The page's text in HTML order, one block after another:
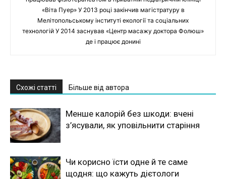
«Віта Пуер» У 2013 році закінчив магістратуру в
Мелітопольському інституті екології та соціальних
технологій У 2014 заснував «Центр масажу доктора Фолюш»
де і працює донині
Схожі статті Більше від автора
Менше калорій без шкоди: вчені
з’ясували, як уповільнити старіння
Чи корисно їсти одне й те саме
щодня: що кажуть дієтологи